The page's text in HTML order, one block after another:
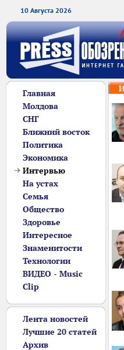
10 Августа 2026
Главная
Молдова
СНГ
Ближний восток
Политика
Экономика
Интервью
На устах
Семья
Общество
Здоровье
Интересное
Знаменитости
Технологии
ВИДЕО - Music
Clip
Лента новостей
Лучшие 20 статей
Архив